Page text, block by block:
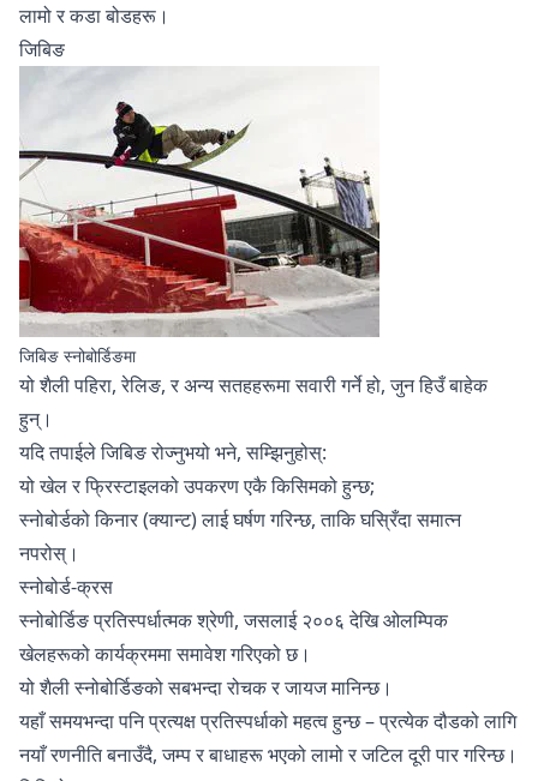
लामो र कडा बोडहरू।
जिबिङ
जिबिङ स्नोबोर्डिङमा
यो शैली पहिरा, रेलिङ, र अन्य सतहहरूमा सवारी गर्ने हो, जुन हिउँ बाहेक
हुन्।
यदि तपाईले जिबिङ रोज्नुभयो भने, सम्झिनुहोस्:
यो खेल र फ्रिस्टाइलको उपकरण एकै किसिमको हुन्छ;
स्नोबोर्डको किनार (क्यान्ट) लाई घर्षण गरिन्छ, ताकि घस्रिँदा समात्न
नपरोस्।
स्नोबोर्ड-क्रस
स्नोबोर्डिङ प्रतिस्पर्धात्मक श्रेणी, जसलाई २००६ देखि ओलम्पिक
खेलहरूको कार्यक्रममा समावेश गरिएको छ।
यो शैली स्नोबोर्डिङको सबभन्दा रोचक र जायज मानिन्छ।
यहाँ समयभन्दा पनि प्रत्यक्ष प्रतिस्पर्धाको महत्व हुन्छ – प्रत्येक दौडको लागि
नयाँ रणनीति बनाउँदै, जम्प र बाधाहरू भएको लामो र जटिल दूरी पार गरिन्छ।